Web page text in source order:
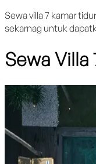
Sewa villa 7 kamar
sekarnag untuk
Sewa